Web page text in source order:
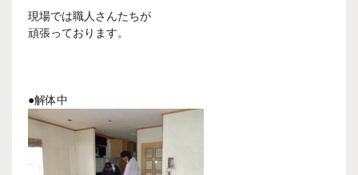
現場では職人さんたちが
頑張っております。
●解体中